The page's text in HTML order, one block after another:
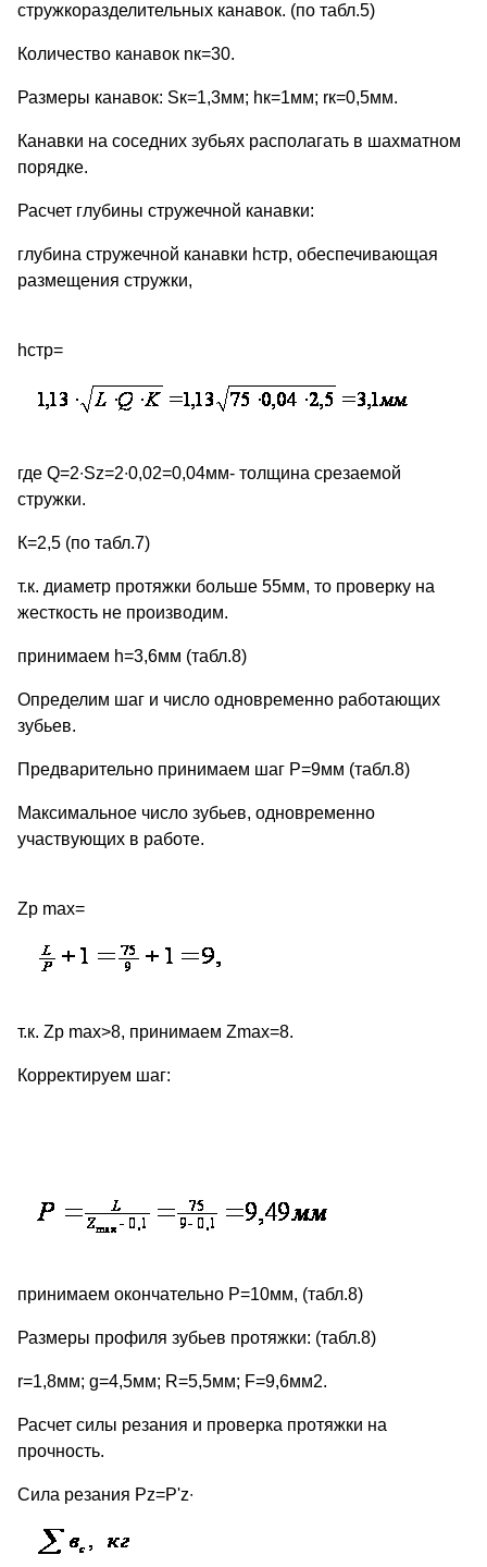
стружкоразделительных канавок. (по табл.5)
Количество канавок nк=30.
Размеры канавок: Sк=1,3мм; hк=1мм; rк=0,5мм.
Канавки на соседних зубьях располагать в шахматном
порядке.
Расчет глубины стружечной канавки:
глубина стружечной канавки hстр, обеспечивающая
размещения стружки,
hстр=
где Q=2∙Sz=2∙0,02=0,04мм- толщина срезаемой
стружки.
К=2,5 (по табл.7)
т.к. диаметр протяжки больше 55мм, то проверку на
жесткость не производим.
принимаем h=3,6мм (табл.8)
Определим шаг и число одновременно работающих
зубьев.
Предварительно принимаем шаг Р=9мм (табл.8)
Максимальное число зубьев, одновременно
участвующих в работе.
Zp max=
т.к. Zp max>8, принимаем Zmax=8.
Корректируем шаг:
принимаем окончательно Р=10мм, (табл.8)
Размеры профиля зубьев протяжки: (табл.8)
r=1,8мм; g=4,5мм; R=5,5мм; F=9,6мм2.
Расчет силы резания и проверка протяжки на
прочность.
Сила резания Pz=P'z∙